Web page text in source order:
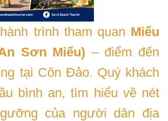
trình tham quan Miếu
Sơn Miếu) – điểm đến
tại Côn Đảo. Quý khách
bình an, tìm hiểu về nét
của người dân địa